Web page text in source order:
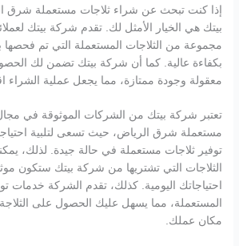
إذا كنت تبحث عن شراء ثلاجات مستعملة شرق
بيتك هي الخيار الأمثل لك. تقدم شركة بيتك
مجموعة من الثلاجات المستعملة التي تم فحصها
بكفاءة عالية. كما أن شركة بيتك تضمن لك
معقولة وجودة ممتازة، مما يجعل عملية الشراء
تعتبر شركة بيتك من الشركات الموثوقة في
مستعملة شرق الرياض، حيث تسعى لتلبية
توفير ثلاجات مستعملة في حالة جيدة. لذلك،
الثلاجات التي تشتريها من شركة بيتك ستكون
احتياجاتك اليومية. كذلك، تقدم الشركة خدمات
المستعملة، مما يسهل عليك الحصول على الثلاجة
مكان عملك.